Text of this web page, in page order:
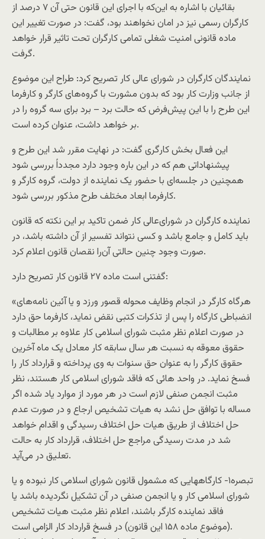
بقائیان با اشاره به این‌که با اجرای این قانون حتی آن ۷ درصد از
کارگران رسمی نیز در امان نخواهند بود، گفت: در صورت تغییر این
ماده قانونی امنیت شغلی تمامی کارگران تحت تاثیر قرار خواهد
گرفت.
نمایندگان کارگران در شورای عالی کار تصریح کرد: طراح این موضوع
از جانب وزارت کار بود که بدون مشورت با گروه‌های کارگر و کارفرما
این طرح را با این پیش‌فرض که حالت برد – برد برای سه گروه را در
بر خواهد داشت، عنوان کرده است.
این فعال بخش کارگری گفت: در ‌‌نهایت مقرر شد این طرح و
پیشنهاداتی هم که در این باره وجود دارد مجدداً بررسی شود
همچنین در جلسه‌ای با حضور یک نماینده از دولت، گروه کارگر و
کارفرما ابعاد مختلف طرح مذکور بررسی شود.
نماینده کارگران در شورای‌عالی کار ضمن تاکید بر این نکته که قانون
باید کامل و جامع باشد و کسی نتواند تفسیر از آن داشته باشد، در
صورت وجود چنین حالتی آن‌را نقصان قانون اعلام کرد.
گفتنی است ماده ۲۷ قانون کار تصریح دارد:
«هر‌گاه کارگر در انجام وظایف محوله قصور ورزد و یا آئین نامه‌های
انضباطی کارگاه را پس از تذکرات کتبی نقض نماید، کارفرما حق دارد
در صورت اعلام نظر مثبت شورای اسلامی کار علاوه بر مطالبات و
حقوق معوقه به نسبت هر سال سابقه کار معادل یک ماه آخرین
حقوق کارگر را به عنوان حق سنوات به وی پرداخته و قرارداد کار را
فسخ نماید. در واحد هائی که فاقد شورای اسلامی کار هستند، نظر
مثبت انجمن صنفی لازم است در هر مورد از موارد یاد شده اگر
مساله با توافق حل نشد به هیات تشخیص ارجاع و در صورت عدم
حل اختلاف از طریق هیات حل اختلاف رسیدگی و اقدام خواهد
شد در مدت رسیدگی مراجع حل اختلاف، قرارداد کار به حالت
تعلیق در می‌آید.
تبصره۱- کارگاههایی که مشمول قانون شورای اسلامی کار نبوده و یا
شورای اسلامی کار و یا انجمن صنفی در آن تشکیل نگردیده باشد یا
فاقد نماینده کارگر باشند، اعلام نظر مثبت هیات تشخیص
(موضوع ماده ۱۵۸ این قانون) در فسخ قرارداد کار الزامی است.